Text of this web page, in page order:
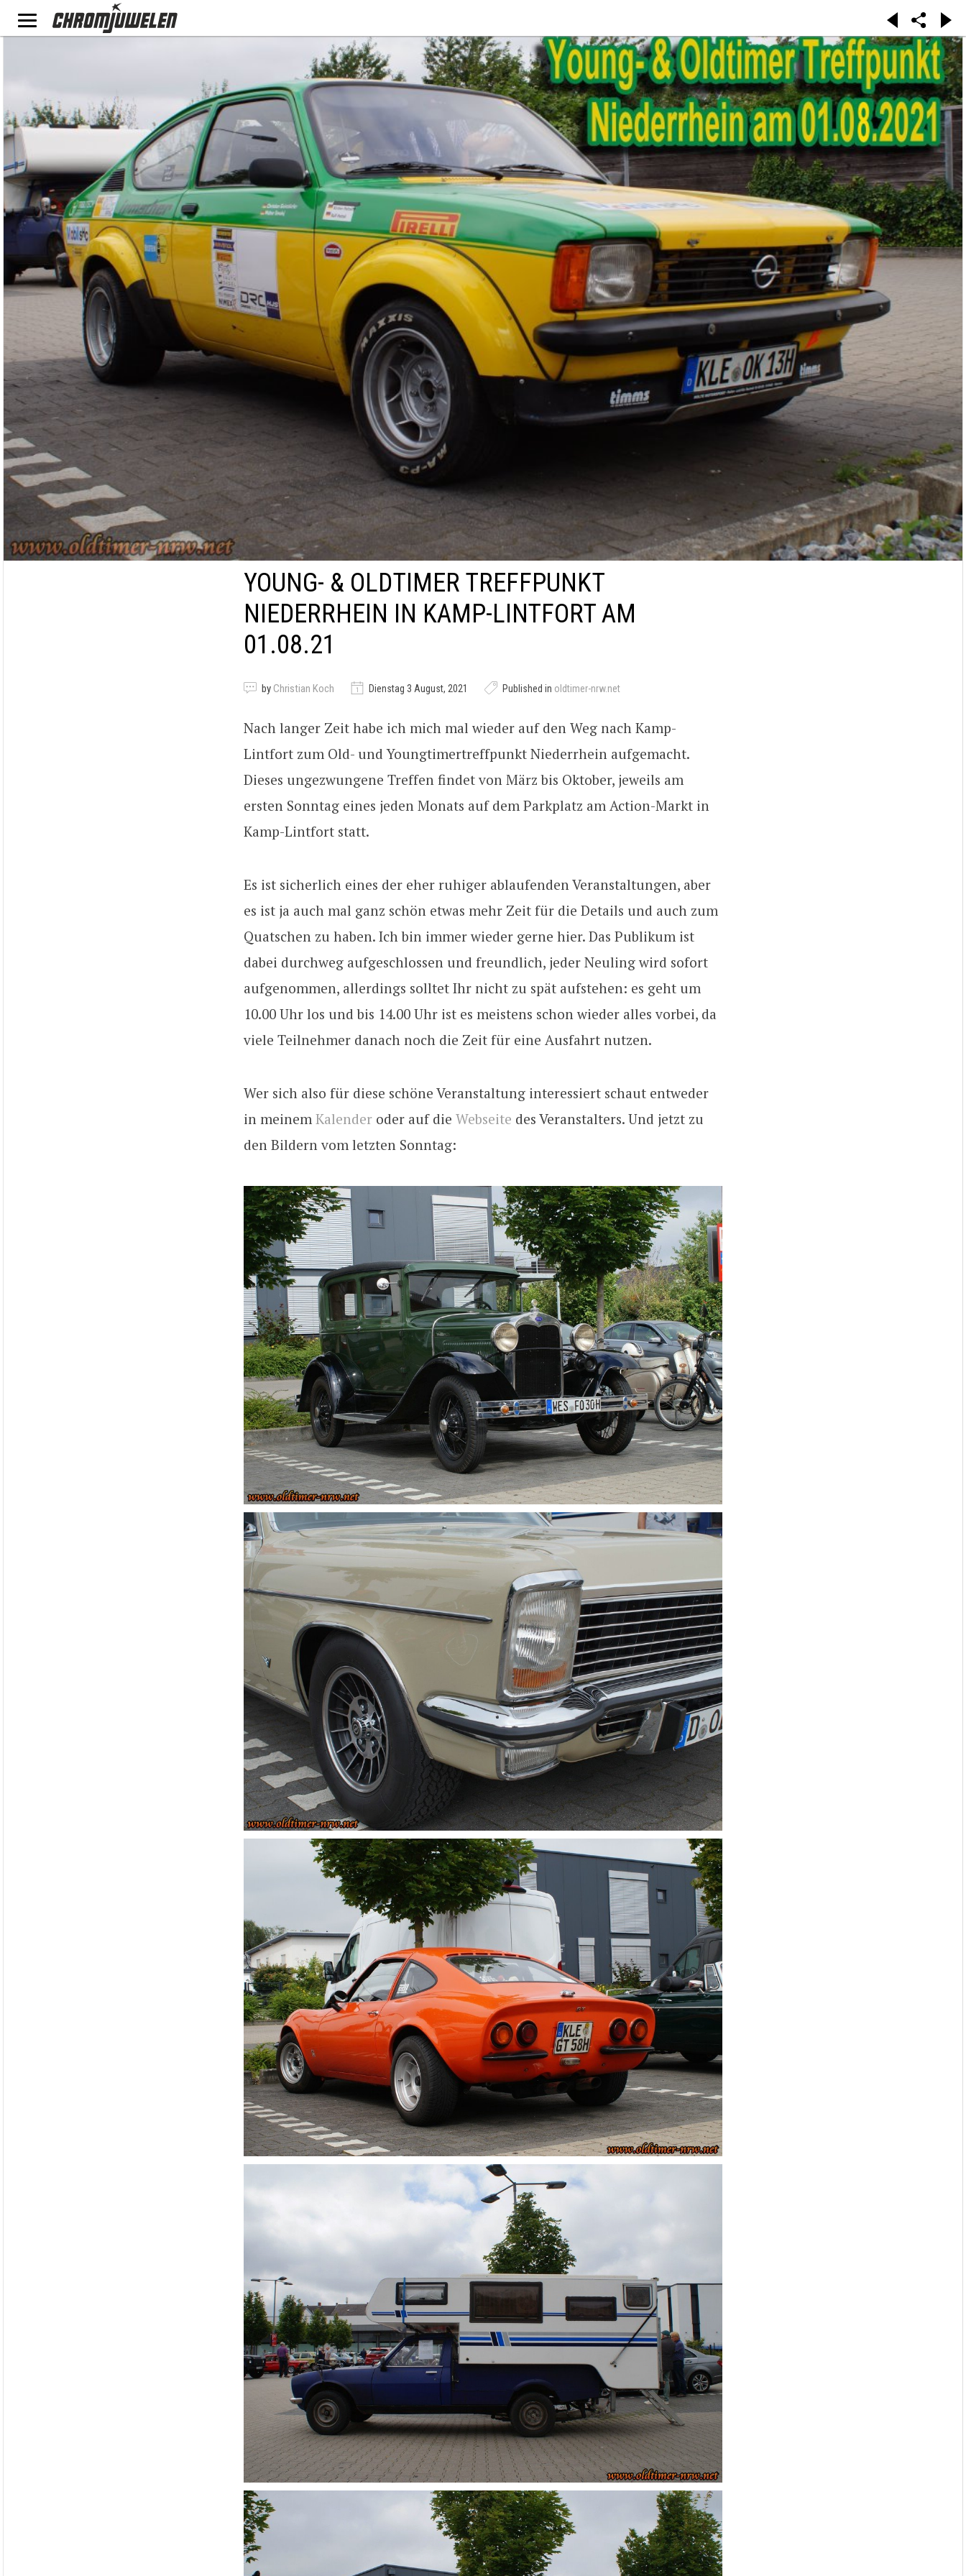
YOUNG- & OLDTIMER TREFFPUNKT
NIEDERRHEIN IN KAMP-LINTFORT AM
01.08.21
by Christian Koch Dienstag 3 August, 2021 Published in oldtimer-nrw.net
Nach langer Zeit habe ich mich mal wieder auf den Weg nach Kamp-
Lintfort zum Old- und Youngtimertreffpunkt Niederrhein aufgemacht.
Dieses ungezwungene Treffen findet von März bis Oktober, jeweils am
ersten Sonntag eines jeden Monats auf dem Parkplatz am Action-Markt in
Kamp-Lintfort statt.
Es ist sicherlich eines der eher ruhiger ablaufenden Veranstaltungen, aber
es ist ja auch mal ganz schön etwas mehr Zeit für die Details und auch zum
Quatschen zu haben. Ich bin immer wieder gerne hier. Das Publikum ist
dabei durchweg aufgeschlossen und freundlich, jeder Neuling wird sofort
aufgenommen, allerdings solltet Ihr nicht zu spät aufstehen: es geht um
10.00 Uhr los und bis 14.00 Uhr ist es meistens schon wieder alles vorbei, da
viele Teilnehmer danach noch die Zeit für eine Ausfahrt nutzen.
Wer sich also für diese schöne Veranstaltung interessiert schaut entweder
in meinem Kalender oder auf die Webseite des Veranstalters. Und jetzt zu
den Bildern vom letzten Sonntag: